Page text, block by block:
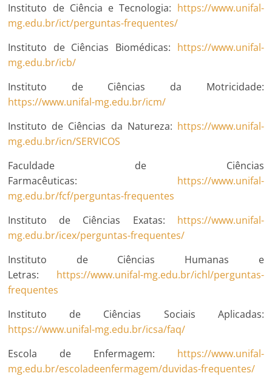
Instituto de Ciência e Tecnologia: https://www.unifal-
mg.edu.br/ict/perguntas-frequentes/
Instituto de Ciências Biomédicas: https://www.unifal-
mg.edu.br/icb/
Instituto de Ciências da Motricidade:
https://www.unifal-mg.edu.br/icm/
Instituto de Ciências da Natureza: https://www.unifal-
mg.edu.br/icn/SERVICOS
Faculdade de Ciências
Farmacêuticas: https://www.unifal-
mg.edu.br/fcf/perguntas-frequentes
Instituto de Ciências Exatas: https://www.unifal-
mg.edu.br/icex/perguntas-frequentes/
Instituto de Ciências Humanas e
Letras: https://www.unifal-mg.edu.br/ichl/perguntas-
frequentes
Instituto de Ciências Sociais Aplicadas:
https://www.unifal-mg.edu.br/icsa/faq/
Escola de Enfermagem: https://www.unifal-
mg.edu.br/escoladeenfermagem/duvidas-frequentes/